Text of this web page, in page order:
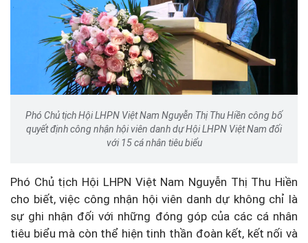
Phó Chủ tịch Hội LHPN Việt Nam Nguyễn Thị Thu Hiền công bố
quyết định công nhận hội viên danh dự Hội LHPN Việt Nam đối
với 15 cá nhân tiêu biểu
Phó Chủ tịch Hội LHPN Việt Nam Nguyễn Thị Thu Hiền
cho biết, việc công nhận hội viên danh dự không chỉ là
sự ghi nhận đối với những đóng góp của các cá nhân
tiêu biểu mà còn thể hiện tinh thần đoàn kết, kết nối và